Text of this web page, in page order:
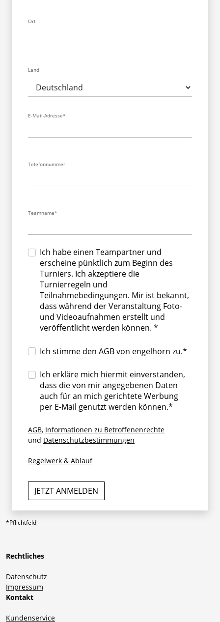
Ort
Land
E-Mail-Adresse*
Telefonnummer
Teamname*
Ich habe einen Teampartner und
erscheine pünktlich zum Beginn des
Turniers. Ich akzeptiere die
Turnierregeln und
Teilnahmebedingungen. Mir ist bekannt,
dass während der Veranstaltung Foto-
und Videoaufnahmen erstellt und
veröffentlicht werden können. *
Ich stimme den AGB von engelhorn zu.*
Ich erkläre mich hiermit einverstanden,
dass die von mir angegebenen Daten
auch für an mich gerichtete Werbung
per E-Mail genutzt werden können.*
AGB, Informationen zu Betroffenenrechte
und Datenschutzbestimmungen
Regelwerk & Ablauf
*Pflichtfeld
Rechtliches
Datenschutz
Impressum
Kontakt
Kundenservice